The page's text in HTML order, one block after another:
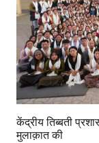
केंद्रीय तिब्बती
मुलाक़ात की